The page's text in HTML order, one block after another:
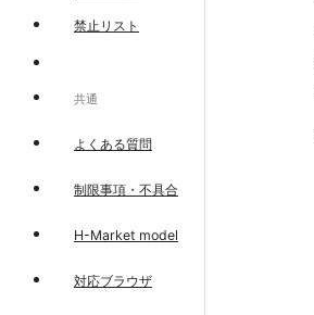
禁止リスト
共通
よくある質問
制限事項・不具合
H-Market model
対応ブラウザ